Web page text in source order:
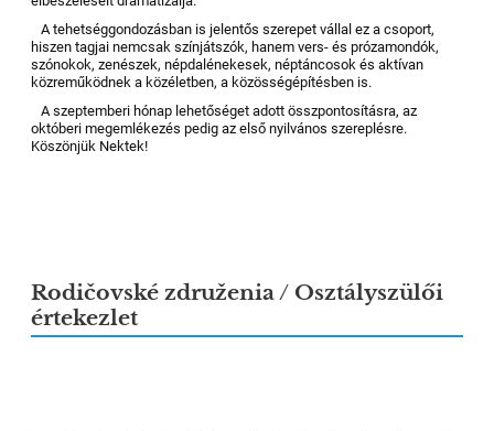
A tehetséggondozásban is jelentős szerepet vállal ez a csoport,
hiszen tagjai nemcsak színjátszók, hanem vers- és prózamondók,
szónokok, zenészek, népdalénekesek, néptáncosok és aktívan
közreműködnek a közéletben, a közösségépítésben is.
A szeptemberi hónap lehetőséget adott összpontosításra, az
októberi megemlékezés pedig az első nyilvános szereplésre.
Köszönjük Nektek!
Rodičovské združenia / Osztályszülői
értekezlet